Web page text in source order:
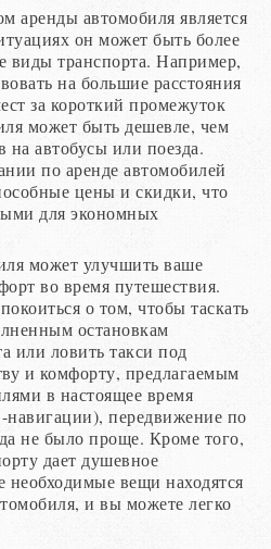
аренды автомобиля является
он может быть более
виды транспорта. Например,
на большие расстояния
за короткий промежуток
может быть дешевле, чем
на автобусы или поезда.
по аренде автомобилей
цены и скидки, что
для экономных
может улучшить ваше
во время путешествия.
о том, чтобы таскать
остановкам
или ловить такси под
и комфорту, предлагаемым
в настоящее время
навигации), передвижение по
не было проще. Кроме того,
дает душевное
необходимые вещи находятся
и вы можете легко